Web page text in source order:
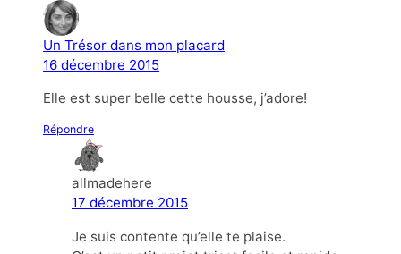
Un Trésor dans mon placard
16 décembre 2015
Elle est super belle cette housse, j’adore!
Répondre
allmadehere
17 décembre 2015
Je suis contente qu’elle te plaise.